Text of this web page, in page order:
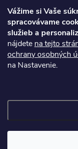
Vážime si Vaše
spracovávame
služieb a
nájdete na tejto
ochrany osobných
na Nastavenie.
Copyright